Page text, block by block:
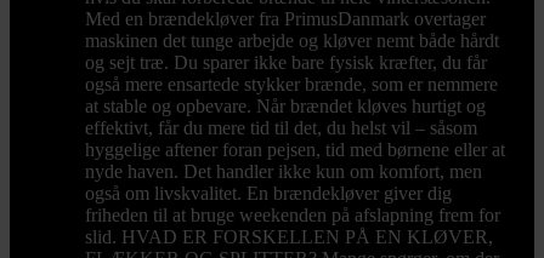
Med en brændekløver fra PrimusDanmark overtager
maskinen det tunge arbejde og kløver nemt både hårdt
og sejt træ. Du sparer ikke bare fysisk kræfter, du får
også mere ensartede stykker brænde, som er nemmere
at stable og opbevare. Når brændet kløves hurtigt og
effektivt, får du mere tid til det, du helst vil – såsom
hyggelige aftener foran pejsen, tid med børnene eller at
nyde haven. Det handler ikke kun om komfort, men
også om livskvalitet. En brændekløver giver dig
friheden til at bruge weekenden på afslapning frem for
slid. HVAD ER FORSKELLEN PÅ EN KLØVER,